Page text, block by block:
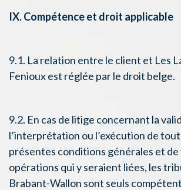
IX. Compétence et droit applicable
9.1. La relation entre le client et Les
Fenioux est réglée par le droit belge.
9.2. En cas de litige concernant la
l’interprétation ou l’exécution de
présentes conditions générales et
opérations qui y seraient liées, les
Brabant-Wallon sont seuls